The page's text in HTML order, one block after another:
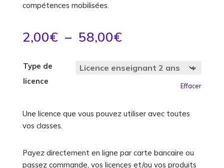
compétences mobilisées.
2,00€ – 58,00€Plage
2,00€
Type de
licence
Effacer
Une licence que vous pouvez utiliser avec toutes
vos classes.
Payez directement en ligne par carte bancaire ou
passez commande, vos licences et/ou vos produits